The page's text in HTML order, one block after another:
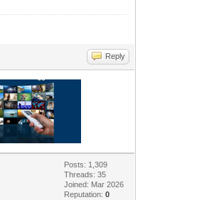
Reply
Posts: 1,309
Threads: 35
Joined: Mar 2026
Reputation:0